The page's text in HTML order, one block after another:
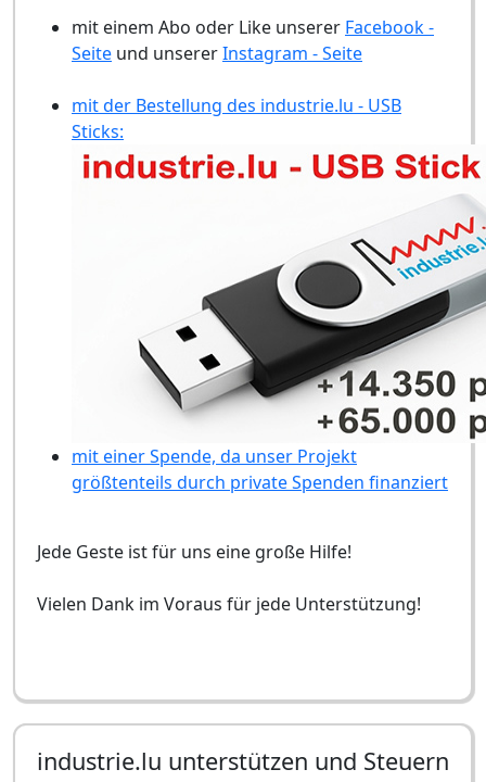
mit einem Abo oder Like unserer Facebook -
Seite und unsererInstagram - Seite
mit der Bestellung des industrie.lu - USB
Sticks:
mit einer Spende, da unser Projekt
größtenteils durch private Spenden finanziert
Jede Geste ist für uns eine große Hilfe!
Vielen Dank im Voraus für jede Unterstützung!
industrie.lu unterstützen und Steuern